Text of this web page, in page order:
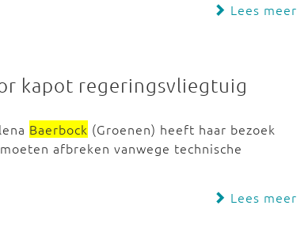
Lees meer
kapot regeringsvliegtuig
Baerbock (Groenen) heeft haar bezoek
afbreken vanwege technische
Lees meer